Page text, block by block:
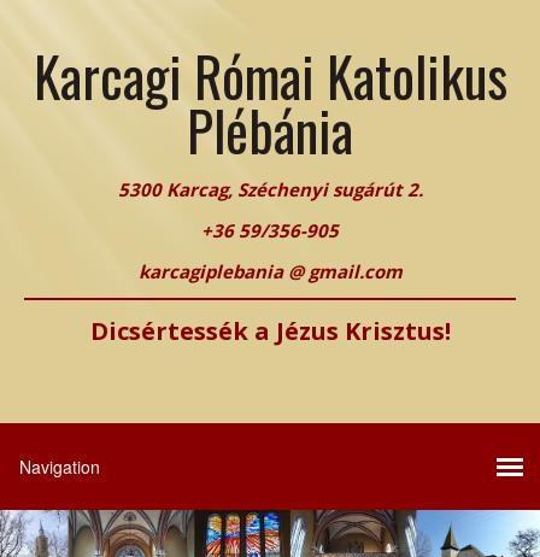
Karcagi Római Katolikus
Plébánia
5300 Karcag, Széchenyi sugárút 2.
+36 59/356-905
karcagiplebania @ gmail.com
Dicsértessék a Jézus Krisztus!